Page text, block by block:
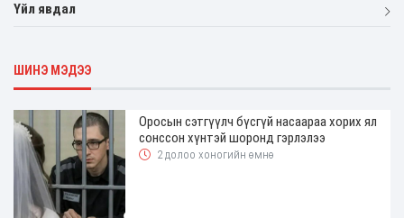
Үйл явдал
ШИНЭ МЭДЭЭ
Оросын сэтгүүлч бүсгүй насаараа хорих ял
сонссон хүнтэй шоронд гэрлэлээ
2 долоо хоногийн өмнө